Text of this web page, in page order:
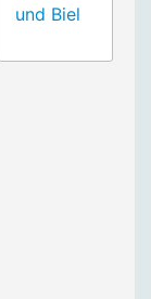
und Biel